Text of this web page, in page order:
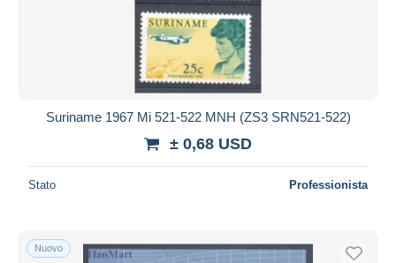
Suriname 1967 Mi 521-522 MNH (ZS3 SRN521-522)
± 0,68 USD
Stato Professionista
Nuovo